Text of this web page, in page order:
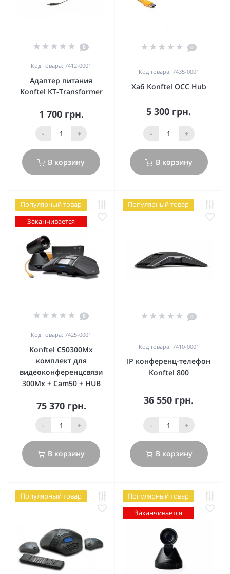
0
Код товара: 7412-0001
Адаптер питания
Konftel KT-Transformer
1 700 грн.
- +
В корзину
0
Код товара: 7435-0001
Хаб Konftel OCC Hub
5 300 грн.
- +
В корзину
Популярный товар
Заканчивается
0
Код товара: 7425-0001
Konftel C50300Mx
комплект для
видеоконференцсвязи
300Mx + Cam50 + HUB
75 370 грн.
- +
В корзину
Популярный товар
0
Код товара: 7410-0001
IP конференц-телефон
Konftel 800
36 550 грн.
- +
В корзину
Популярный товар
Популярный товар
Заканчивается